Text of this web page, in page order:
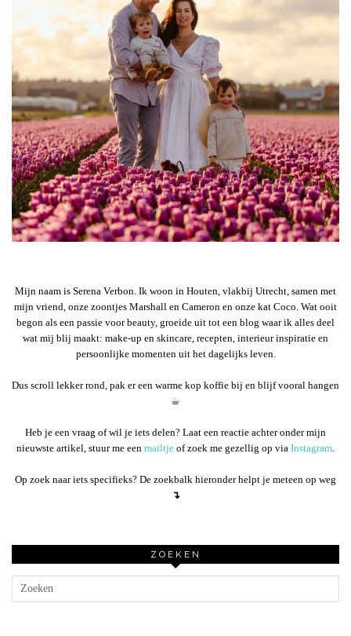
Mijn naam is Serena Verbon. Ik woon in Houten, vlakbij Utrecht, samen met
mijn vriend, onze zoontjes Marshall en Cameron en onze kat Coco. Wat ooit
begon als een passie voor beauty, groeide uit tot een blog waar ik alles deel
wat mij blij maakt: make-up en skincare, recepten, interieur inspiratie en
persoonlijke momenten uit het dagelijks leven.
Dus scroll lekker rond, pak er een warme kop koffie bij en blijf vooral hangen
☕︎
Heb je een vraag of wil je iets delen? Laat een reactie achter onder mijn
nieuwste artikel, stuur me een mailtje of zoek me gezellig op via Instagram
Op zoek naar iets specifieks? De zoekbalk hieronder helpt je meteen op weg
↴
ZOEKEN